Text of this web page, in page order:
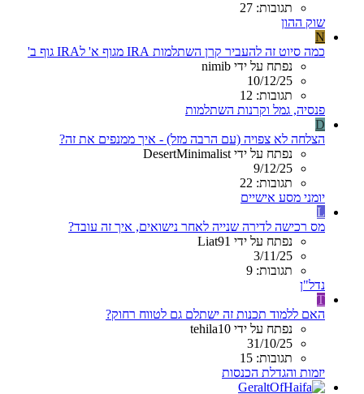
תגובות: 27
שוק ההון
N
כמה סיוט זה להעביר קרן השתלמות IRA מגוף א' לIRA גוף ב'
נפתח על ידי nimib
10/12/25
תגובות: 12
פנסיה, גמל וקרנות השתלמות
D
הצלחה לא צפויה (עם הרבה מזל) - איך ממנפים את זה?
נפתח על ידי DesertMinimalist
9/12/25
תגובות: 22
יומני מסע אישיים
L
מס רכישה לדירה שנייה לאחר נישואים, איך זה עובד?
נפתח על ידי Liat91
3/11/25
תגובות: 9
נדל"ן
T
האם ללמוד תכנות זה ישתלם גם לטווח רחוק?
נפתח על ידי tehila10
31/10/25
תגובות: 15
יזמות והגדלת הכנסות